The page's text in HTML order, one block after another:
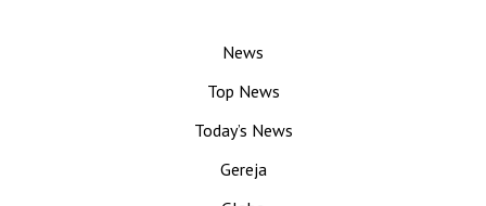
News
Top News
Today’s News
Gereja